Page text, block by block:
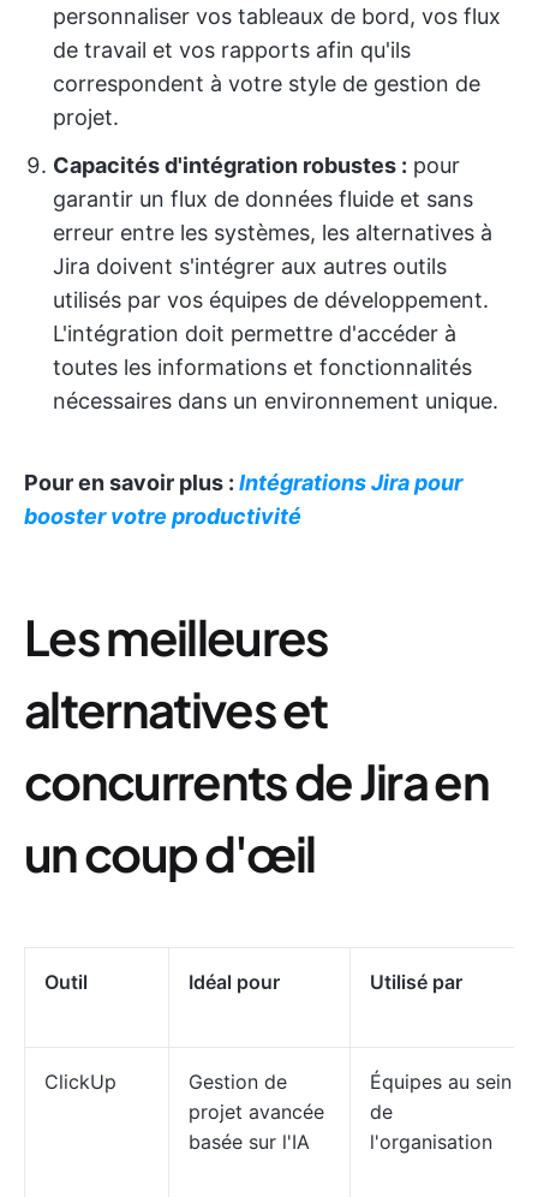
personnaliser vos tableaux de bord, vos flux
de travail et vos rapports afin qu'ils
correspondent à votre style de gestion de
projet.
Capacités d'intégration robustes : pour
garantir un flux de données fluide et sans
erreur entre les systèmes, les alternatives à
Jira doivent s'intégrer aux autres outils
utilisés par vos équipes de développement.
L'intégration doit permettre d'accéder à
toutes les informations et fonctionnalités
nécessaires dans un environnement unique.
Pour en savoir plus : Intégrations Jira pour
booster votre productivité
Les meilleures
alternatives et
concurrents de Jira en
un coup d'œil
Outil Idéal pour Utilisé par
ClickUp
Gestion de
projet avancée
basée sur l'IA
Équipes au sein
de
l'organisation